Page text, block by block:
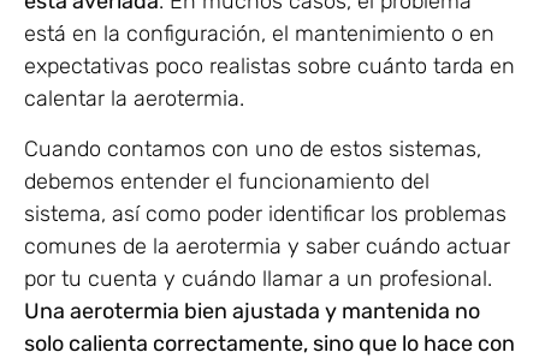
está en la configuración, el mantenimiento o en
expectativas poco realistas sobre cuánto tarda en
calentar la aerotermia.
Cuando contamos con uno de estos sistemas,
debemos entender el funcionamiento del
sistema, así como poder identificar los problemas
comunes de la aerotermia y saber cuándo actuar
por tu cuenta y cuándo llamar a un profesional.
Una aerotermia bien ajustada y mantenida no
solo calienta correctamente, sino que lo hace con